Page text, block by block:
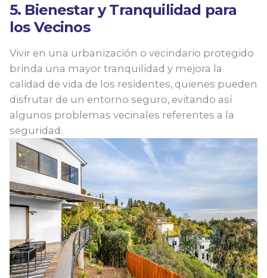
5. Bienestar y Tranquilidad para
los Vecinos
Vivir en una urbanización o vecindario protegido
brinda una mayor tranquilidad y mejora la
calidad de vida de los residentes, quienes pueden
disfrutar de un entorno seguro, evitando así
algunos problemas vecinales referentes a la
seguridad.